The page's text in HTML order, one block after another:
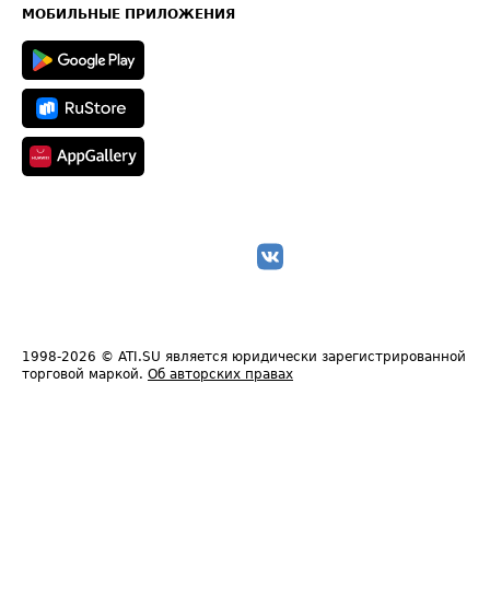
Техническая информация
МОБИЛЬНЫЕ ПРИЛОЖЕНИЯ
1998-2026 © ATI.SU является юридически зарегистрированной
торговой маркой. Об авторских правах